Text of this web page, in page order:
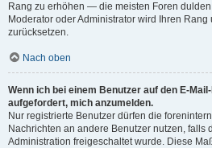
Rang zu erhöhen — die meisten Foren
Moderator oder Administrator wird Ihren
zurücksetzen.
Nach oben
Wenn ich bei einem Benutzer auf den E-
aufgefordert, mich anzumelden.
Nur registrierte Benutzer dürfen die
Nachrichten an andere Benutzer nutzen, falls
Administration freigeschaltet wurde. Diese